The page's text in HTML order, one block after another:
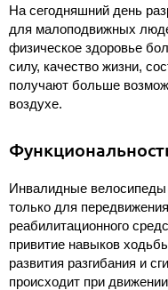
На сегодняшний день
для малоподвижных
физическое здоровье
силу, качество жизни,
получают больше
воздухе.
Инвалидные велосипеды
только для
реабилитационного
привитие навыков
развития разгибания и
происходит при